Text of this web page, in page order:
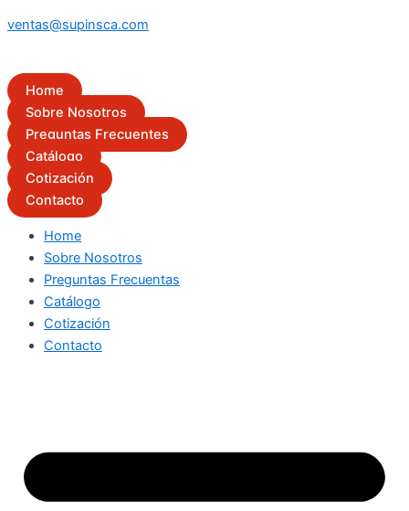
ventas@supinsca.com
Home
Sobre Nosotros
Preguntas Frecuentes
Catálogo
Cotización
Contacto
Home
Sobre Nosotros
Preguntas Frecuentas
Catálogo
Cotización
Contacto